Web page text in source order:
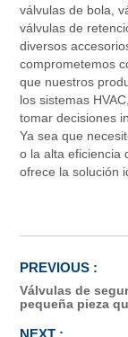
válvulas de bola,
válvulas de
diversos
comprometemos
que nuestros
los sistemas
tomar decisiones
Ya sea que
o la alta eficiencia
ofrece la solución
Válvulas de
pequeña pieza